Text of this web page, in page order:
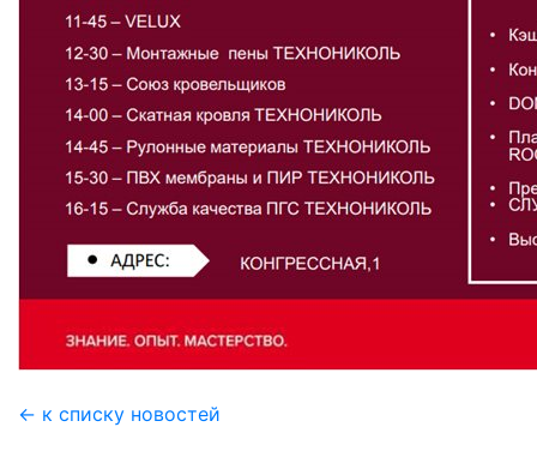
← к списку новостей